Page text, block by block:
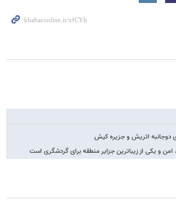
اتریش و جزیره کیش
و یکی از زیباترین جزایر منطقه برای گردشگری است